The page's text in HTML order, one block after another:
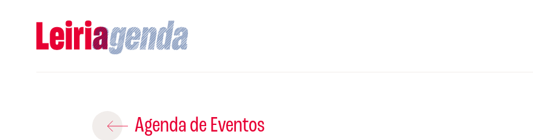
Agenda de Eventos
ROTEIROS EXISTENTES